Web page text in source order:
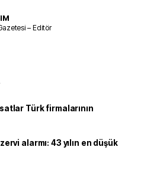
– Editör
Türk firmalarının
alarmı: 43 yılın en düşük